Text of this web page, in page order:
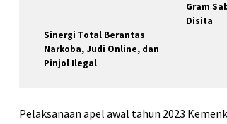
Gram
Disita
Sinergi Total Berantas
Narkoba, Judi Online, dan
Pinjol Ilegal
Pelaksanaan apel awal tahun 2023